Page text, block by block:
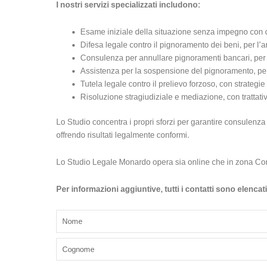
I nostri servizi specializzati includono:
Esame iniziale della situazione senza impegno con
Difesa legale contro il pignoramento dei beni, per
Consulenza per annullare pignoramenti bancari,
Assistenza per la sospensione del pignoramento,
Tutela legale contro il prelievo forzoso, con
Risoluzione stragiudiziale e mediazione, con
Lo Studio concentra i propri sforzi per garantire
offrendo risultati legalmente conformi.
Lo Studio Legale Monardo opera sia online che in zona
Per informazioni aggiuntive, tutti i contatti sono